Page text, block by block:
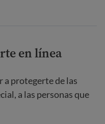
en línea
a protegerte de las
a las personas que